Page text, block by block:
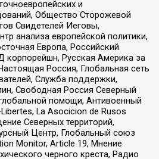
и
Общество Сторожевой
Свидетелей Иеговы,
анализа европейской политики,
Европа, Российский
корпорейшн, Русская Америка за
Россия, Глобальная сеть
Служба поддержки,
Свободная Россия Северный
помощи, Антивоенный
La Asocicion de Rusos
Северных территорий,
Центр, Глобальный союз
Monitor, Article 19, Мнение
черного креста, Радио